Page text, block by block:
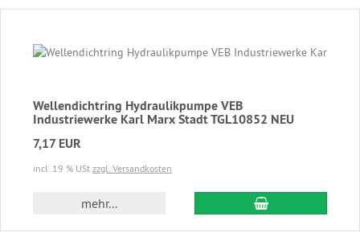
Wellendichtring Hydraulikpumpe VEB
Industriewerke Karl Marx Stadt TGL10852 NEU
7,17 EUR
incl. 19 % USt zzgl. Versandkosten
mehr... In den